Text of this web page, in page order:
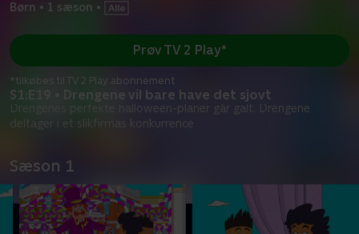
Børn • 1 sæson •
S1:E19 • Drengene vil bare have det sjovt
Drengenes perfekte halloween-planer går galt. Drengene
deltager i et slikfirmas konkurrence
Prøv TV 2 Play*
*tilkøbes til TV 2 Play abonnement
Sæson 1